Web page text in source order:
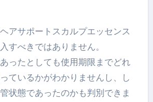
アサポートスカルプエッセンス
すべきではありません。
ったとしても使用期限までどれ
ているかがわかりませんし、し
状態であったのかも判別できま